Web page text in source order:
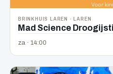
BRINKHUIS LAREN · LAREN
Mad Science
za · 14:00